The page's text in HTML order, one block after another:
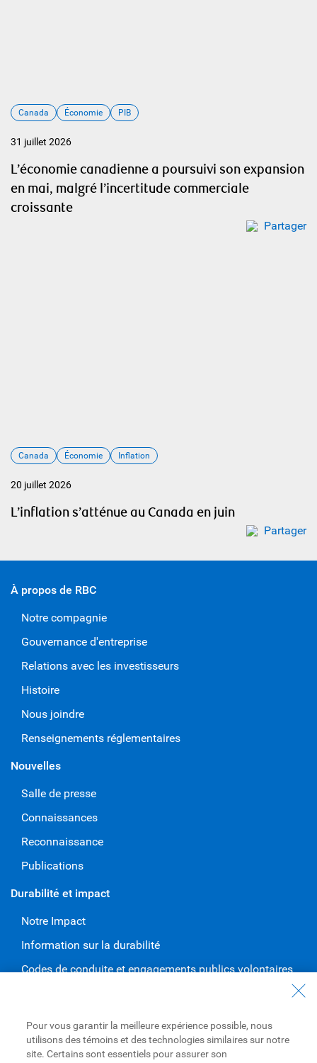
Canada Économie PIB
31 juillet 2026
L’économie canadienne a poursuivi son expansion
en mai, malgré l’incertitude commerciale
croissante
Partager
Canada Économie Inflation
20 juillet 2026
L’inflation s’atténue au Canada en juin
Partager
À propos de RBC
Notre compagnie
Gouvernance d'entreprise
Relations avec les investisseurs
Histoire
Nous joindre
Renseignements réglementaires
Nouvelles
Salle de presse
Connaissances
Reconnaissance
Publications
Durabilité et impact
Notre Impact
Information sur la durabilité
Codes de conduite et engagements publics volontaires
Carrières à RBC
Diversité et inclusion à RBC
Pour vous garantir la meilleure expérience possible, nous
utilisons des témoins et des technologies similaires sur notre
site. Certains sont essentiels pour assurer son